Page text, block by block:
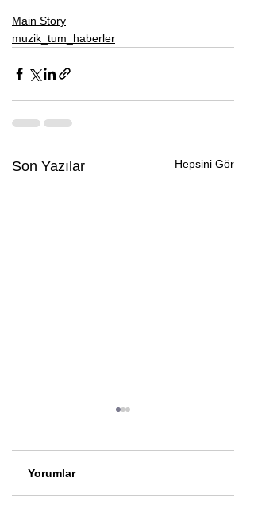
Main Story
muzik_tum_haberler
Son Yazılar Hepsini Gör
Yorumlar